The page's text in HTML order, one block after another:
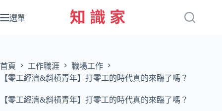
至
容
選單
首頁 工作職涯
職場工作
【零工經濟&斜槓青年】打零工的時代真的來臨了嗎？
【零工經濟&斜槓青年】打零工的時代真的來臨了嗎？